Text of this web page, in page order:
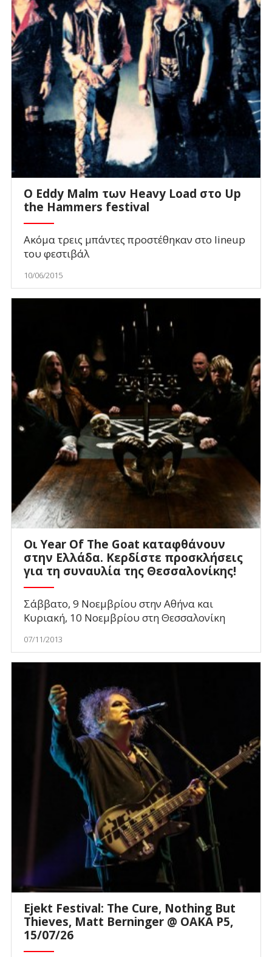
O Eddy Malm των Heavy Load στο Up
the Hammers festival
Ακόμα τρεις μπάντες προστέθηκαν στο lineup
του φεστιβάλ
10/06/2015
Οι Year Of The Goat καταφθάνουν
στην Ελλάδα. Κερδίστε προσκλήσεις
για τη συναυλία της Θεσσαλονίκης!
Σάββατο, 9 Νοεμβρίου στην Αθήνα και
Κυριακή, 10 Νοεμβρίου στη Θεσσαλονίκη
07/11/2013
Ejekt Festival: The Cure, Nothing But
Thieves, Matt Berninger @ ΟΑΚΑ P5,
15/07/26